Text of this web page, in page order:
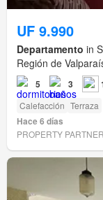
UF 9.990
Departamento in
Región de
5 3
Calefacción Terraza
Hace 6 días
PROPERTY